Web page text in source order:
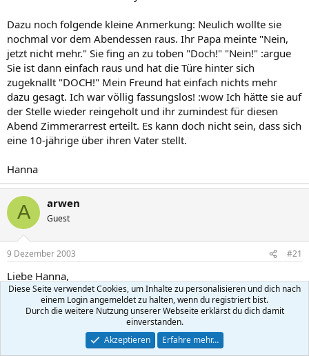
Dazu noch folgende kleine Anmerkung: Neulich wollte sie
nochmal vor dem Abendessen raus. Ihr Papa meinte "Nein,
jetzt nicht mehr." Sie fing an zu toben "Doch!" "Nein!" :argue
Sie ist dann einfach raus und hat die Türe hinter sich
zugeknallt "DOCH!" Mein Freund hat einfach nichts mehr
dazu gesagt. Ich war völlig fassungslos! :wow Ich hätte sie auf
der Stelle wieder reingeholt und ihr zumindest für diesen
Abend Zimmerarrest erteilt. Es kann doch nicht sein, dass sich
eine 10-jährige über ihren Vater stellt.
Hanna
A arwen
Guest
9 Dezember 2003 #21
Liebe Hanna,
ich habe mir gerade, vor allem den letzten Teil Deines
immer wieder durchgelesen.
Diese Seite verwendet Cookies, um Inhalte zu personalisieren und dich nach
einem Login angemeldet zu halten, wenn du registriert bist.
Durch die weitere Nutzung unserer Webseite erklärst du dich damit
einverstanden.
Akzeptieren
Erfahre mehr…